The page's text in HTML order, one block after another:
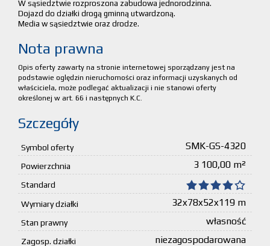
W sąsiedztwie rozproszona zabudowa jednorodzinna.
Dojazd do działki drogą gminną utwardzoną.
Media w sąsiedztwie oraz drodze.
Nota prawna
Opis oferty zawarty na stronie internetowej sporządzany jest na
podstawie oględzin nieruchomości oraz informacji uzyskanych od
właściciela, może podlegać aktualizacji i nie stanowi oferty
określonej w art. 66 i następnych K.C.
Szczegóły
Symbol oferty SMK-GS-4320
Powierzchnia 3 100,00 m²
Standard
Wymiary działki
32x78x52x119 m
Stan prawny własność
Zagosp. działki niezagospodarowana